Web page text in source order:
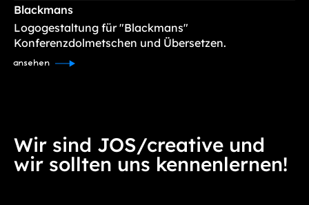
Blackmans
Logogestaltung für "Blackmans"
Konferenzdolmetschen und Übersetzen.
ansehen
Wir sind JOS/creative und
wir sollten uns kennenlernen!